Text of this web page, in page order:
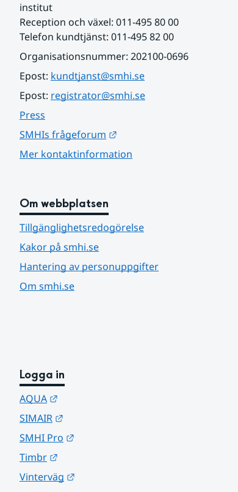
institut
Reception och växel: 011-495 80 00
Telefon kundtjänst: 011-495 82 00
Organisationsnummer: 202100-0696
Epost: kundtjanst@smhi.se
Epost: registrator@smhi.se
Press
SMHIs frågeforum
Mer kontaktinformation
Om webbplatsen
Tillgänglighetsredogörelse
Kakor på smhi.se
Hantering av personuppgifter
Om smhi.se
Logga in
AQUA
SIMAIR
SMHI Pro
Timbr
Vinterväg